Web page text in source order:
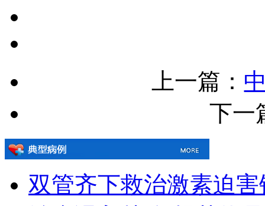
上一篇：
下一
双管齐下救治激素迫